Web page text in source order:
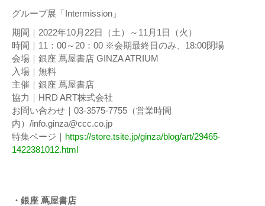
グループ展「Intermission」
期間｜2022年10月22日（土）～11月1日（火）
時間｜11：00～20：00 ※会期最終日のみ、18:00閉場
会場｜銀座 蔦屋書店 GINZA ATRIUM
入場｜無料
主催｜銀座 蔦屋書店
協力｜HRD ART株式会社
お問い合わせ｜03-3575-7755（営業時間
内）/info.ginza@ccc.co.jp
特集ページ｜ https://store.tsite.jp/ginza/blog/art/29465-
1422381012.html
・銀座 蔦屋書店